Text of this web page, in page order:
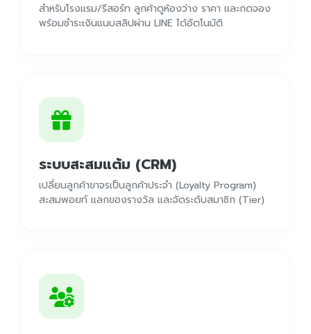
สำหรับโรงแรม/รีสอร์ท ลูกค้าดูห้องว่าง ราคา และกดจอง
พร้อมชำระเงินแนบสลิปผ่าน LINE ได้อัตโนมัติ
ระบบสะสมแต้ม (CRM)
เปลี่ยนลูกค้าขาจรเป็นลูกค้าประจำ (Loyalty Program)
สะสมพอยท์ แลกของรางวัล และจัดระดับสมาชิก (Tier)